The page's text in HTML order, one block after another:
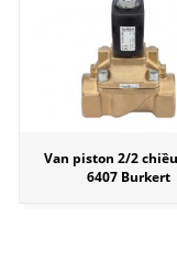
Van piston 2/2
6407 Burkert